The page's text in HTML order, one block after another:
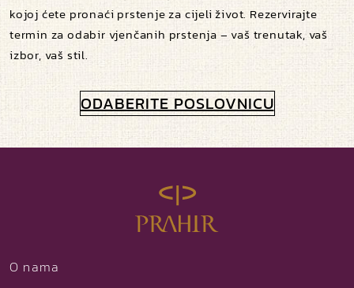
kojoj ćete pronaći prstenje za cijeli život. Rezervirajte
termin za odabir vjenčanih prstenja – vaš trenutak, vaš
izbor, vaš stil.
ODABERITE POSLOVNICU
O nama